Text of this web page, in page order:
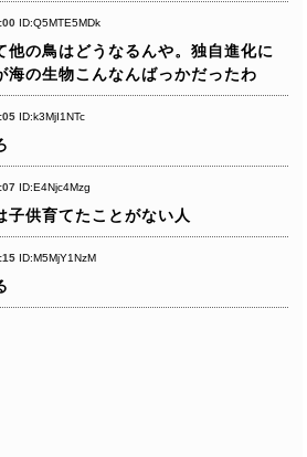
ID:Q5MTE5MDk
他の鳥はどうなるんや。独自進化に
海の生物こんなんばっかだったわ
ID:k3MjI1NTc
ID:E4Njc4Mzg
子供育てたことがない人
ID:M5MjY1NzM